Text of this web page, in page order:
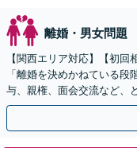
離婚・男女問題
【関西エリア対応】【初回
「離婚を決めかねている
与、親権、面会交流など、
間・休日面談可】【WEB面